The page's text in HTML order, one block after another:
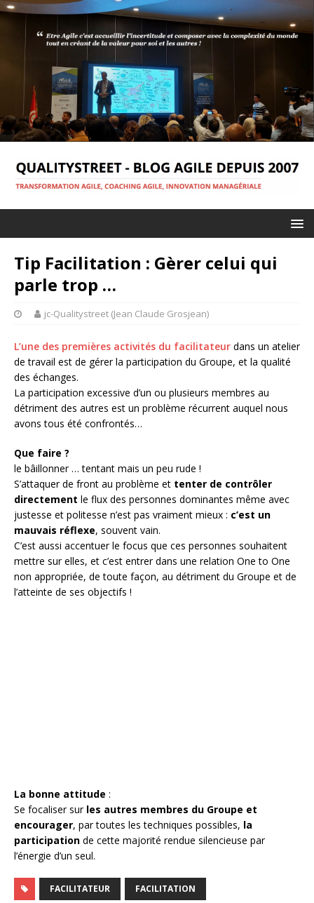
Tip Facilitation : Gèrer celui qui
parle trop …
jc-Qualitystreet (Jean Claude Grosjean)
L’une des premières activités du facilitateur dans un atelier
de travail est de gérer la participation du Groupe, et la qualité
des échanges.
La participation excessive d’un ou plusieurs membres au
détriment des autres est un problème récurrent auquel nous
avons tous été confrontés…
Que faire ?
le bâillonner … tentant mais un peu rude !
S’attaquer de front au problème et tenter de contrôler
directement le flux des personnes dominantes même avec
justesse et politesse n’est pas vraiment mieux : c’est un
mauvais réflexe, souvent vain.
C’est aussi accentuer le focus que ces personnes souhaitent
mettre sur elles, et c’est entrer dans une relation One to One
non appropriée, de toute façon, au détriment du Groupe et de
l’atteinte de ses objectifs !
La bonne attitude :
Se focaliser sur les autres membres du Groupe et
encourager, par toutes les techniques possibles, la
participation de cette majorité rendue silencieuse par
l’énergie d’un seul.
FACILITATEUR FACILITATION